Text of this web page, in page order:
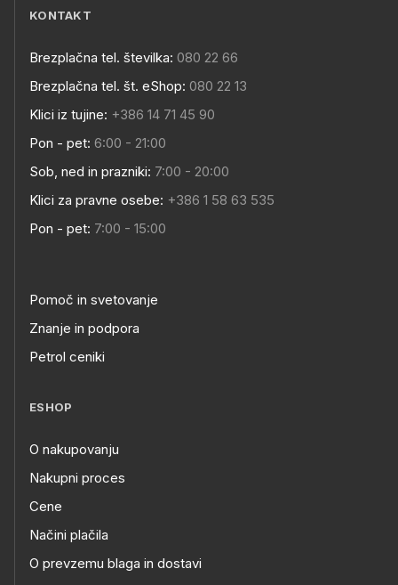
KONTAKT
Brezplačna tel. številka: 080 22 66
Brezplačna tel. št. eShop: 080 22 13
Klici iz tujine: +386 14 71 45 90
Pon - pet: 6:00 - 21:00
Sob, ned in prazniki: 7:00 - 20:00
Klici za pravne osebe: +386 1 58 63 535
Pon - pet: 7:00 - 15:00
Pomoč in svetovanje
Znanje in podpora
Petrol ceniki
ESHOP
O nakupovanju
Nakupni proces
Cene
Načini plačila
O prevzemu blaga in dostavi